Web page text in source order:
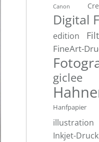
Canon
Digital
edition
FineArt-
giclee
Hanfpapier
illustration
Inkjet-Druck